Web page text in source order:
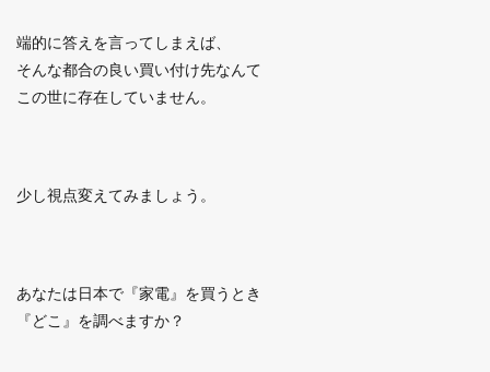
端的に答えを言ってしまえば、
そんな都合の良い買い付け先なんて
この世に存在していません。
少し視点変えてみましょう。
あなたは日本で『家電』を買うとき
『どこ』を調べますか？